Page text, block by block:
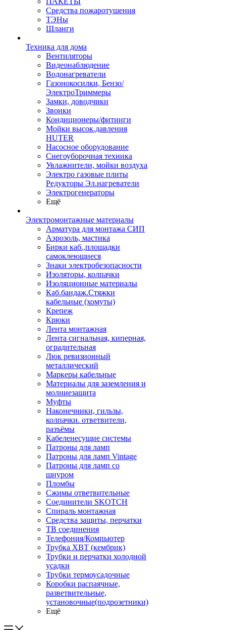
Средства пожаротушения
ТЭНы
Шланги
Техника для дома
Вентиляторы
Видеонаблюдение
Водонагреватели
Газонокосилки, Бензо/
ЭлектроТриммеры
Замки, доводчики
Звонки
Кондиционеры/фитинги
Мойки высок.давления
HUTER
Насосное оборудование
Снегоуборочная техника
Увлажнители, мойки воздуха
Электро газовые плиты
Редукторы Эл.нагреватели
Электрогенераторы
Ещё
Электромонтажные материалы
Арматура для монтажа СИП
Аэрозоль, мастика
Бирки каб.,площадки
самоклеющиеся
Знаки электробезопасности
Изоляторы, колпачки
Изоляционные материалы
Каб.бандаж.Стяжки
кабельные (хомуты)
Крепеж
Крюки
Лента монтажная
Лента сигнальная, киперная,
оградительная
Люк ревизионный
металлический
Маркеры кабельные
Материалы для заземления и
молниезащита
Муфты
Наконечники, гильзы,
колпачки. ответвители,
разъёмы
Кабеленесущие системы
Патроны для ламп
Патроны для ламп Vintage
Патроны для ламп со
шнуром
Пломбы
Сжимы ответвительные
Соединители SKOTCH
Спираль монтажная
Средства защиты, перчатки
ТВ соединения
Телефония/Компьютер
Трубка ХВТ (кембрик)
Трубки и перчатки холодной
усадки
Трубки термоусадочные
Коробки распаячные,
разветвительные,
установочные(подрозетники)
Ещё